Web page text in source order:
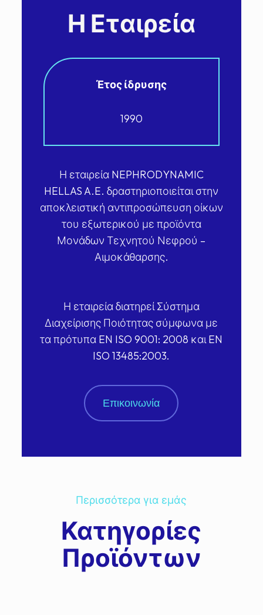
Η Εταιρεία
Έτος ίδρυσης
1990
Η εταιρεία NEPHRODYNAMIC
HELLAS A.E. δραστηριοποιείται στην
αποκλειστική αντιπροσώπευση οίκων
του εξωτερικού με προϊόντα
Μονάδων Τεχνητού Νεφρού –
Αιμοκάθαρσης.
Η εταιρεία διατηρεί Σύστημα
Διαχείρισης Ποιότητας σύμφωνα με
τα πρότυπα EN ISO 9001: 2008 και EN
ISO 13485:2003.
Επικοινωνία
Περισσότερα για εμάς
Κατηγορίες
Προϊόντων